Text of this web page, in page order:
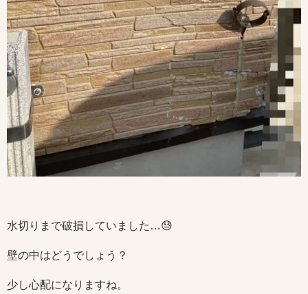
水切りまで破損していました…😓
壁の中はどうでしょう？
少し心配になりますね。